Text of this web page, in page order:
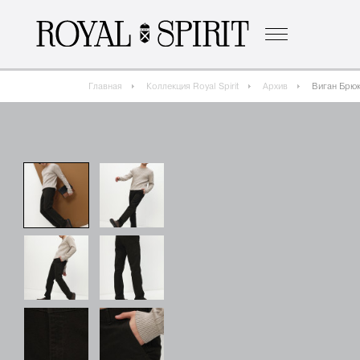
о бренде
Главная Коллекция Royal Spirit Архив Виган